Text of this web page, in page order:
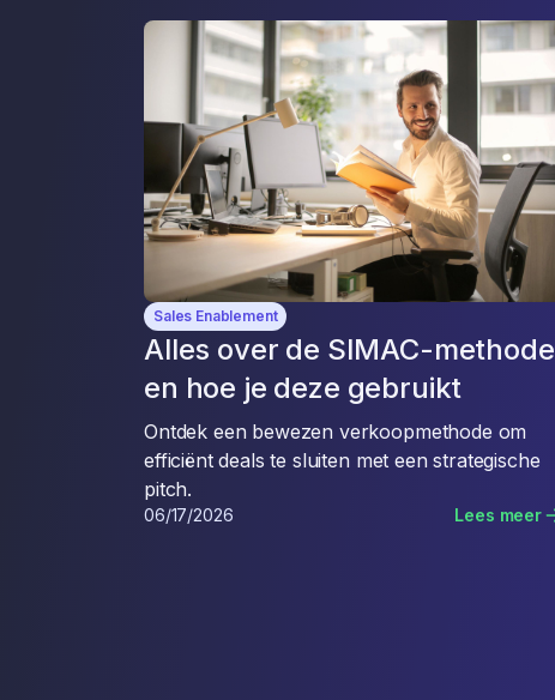
Sales Enablement
Alles over de SIMAC-methode
en hoe je deze gebruikt
Ontdek een bewezen verkoopmethode om
efficiënt deals te sluiten met een strategische
pitch.
06/17/2026 Lees meer